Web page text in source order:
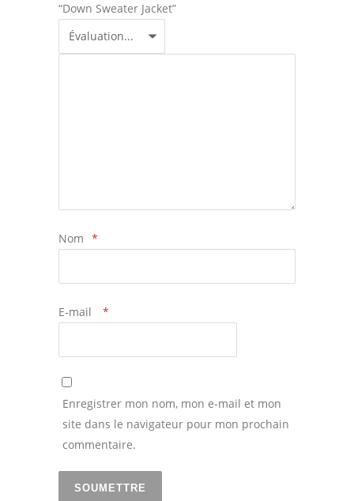
“Down Sweater Jacket”
Nom *
E-mail *
Enregistrer mon nom, mon e-mail et mon
site dans le navigateur pour mon prochain
commentaire.